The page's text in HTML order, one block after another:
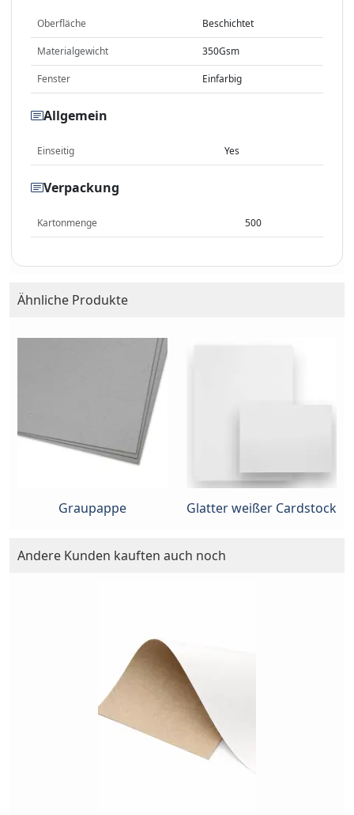
Oberfläche Beschichtet
Materialgewicht 350Gsm
Fenster Einfarbig
Allgemein
Einseitig Yes
Verpackung
Kartonmenge 500
Ähnliche Produkte
Graupappe Glatter weißer Cardstock
Andere Kunden kauften auch noch